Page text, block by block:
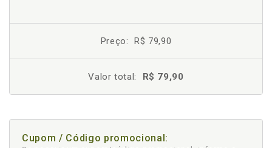
Preço: R$ 79,90
Valor total: R$ 79,90
Cupom / Código promocional: